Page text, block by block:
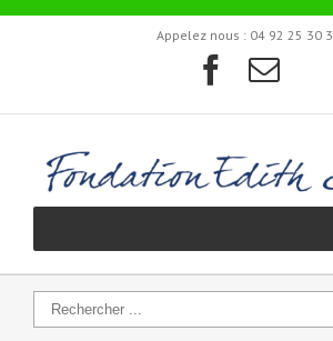
Appelez nous : 04 92 25 30